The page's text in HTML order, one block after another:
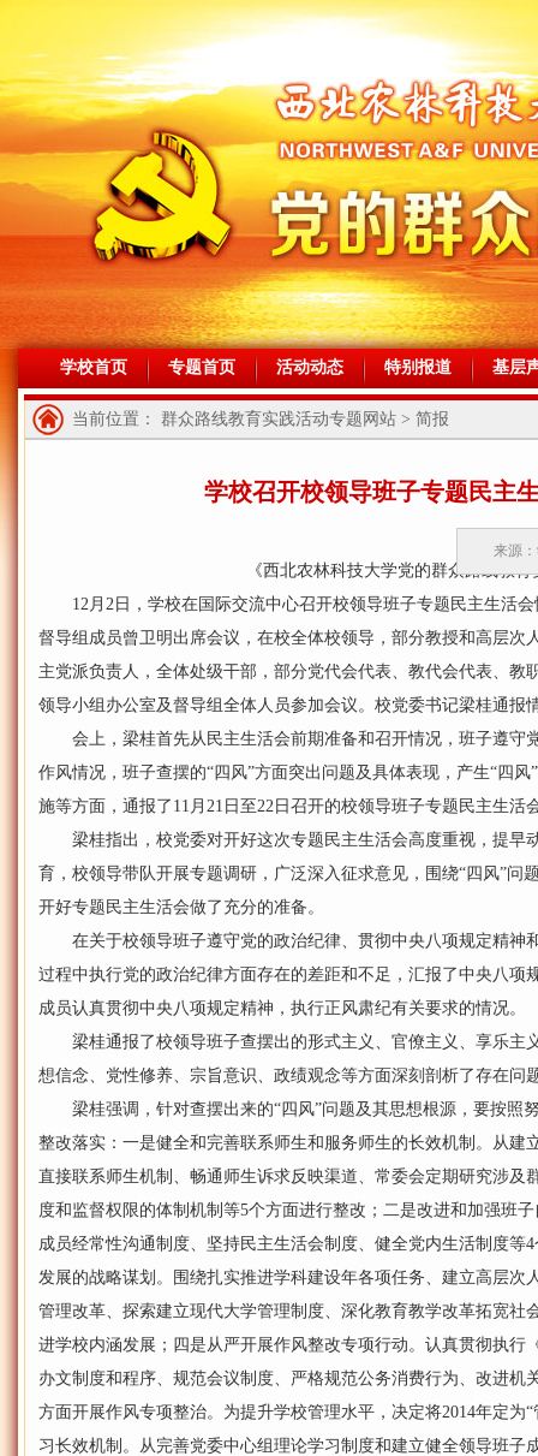
学校首页 专题首页 活动动态 特别报道 基层
当前位置： 群众路线教育实践活动专题网站 > 简报
学校召开校领导班子专题民主
来源
《西北农林科技大学党的群众路线教育
12月2日，学校在国际交流中心召开校领导班子专题民主生活会
督导组成员曾卫明出席会议，在校全体校领导，部分教授和高层次
主党派负责人，全体处级干部，部分党代会代表、教代会代表、教
领导小组办公室及督导组全体人员参加会议。校党委书记梁桂通报
会上，梁桂首先从民主生活会前期准备和召开情况，班子遵守
作风情况，班子查摆的“四风”方面突出问题及具体表现，产生“四
施等方面，通报了11月21日至22日召开的校领导班子专题民主生活
梁桂指出，校党委对开好这次专题民主生活会高度重视，提早
育，校领导带队开展专题调研，广泛深入征求意见，围绕“四风”问
开好专题民主生活会做了充分的准备。
在关于校领导班子遵守党的政治纪律、贯彻中央八项规定精神
过程中执行党的政治纪律方面存在的差距和不足，汇报了中央八项
成员认真贯彻中央八项规定精神，执行正风肃纪有关要求的情况。
梁桂通报了校领导班子查摆出的形式主义、官僚主义、享乐主
想信念、党性修养、宗旨意识、政绩观念等方面深刻剖析了存在问
梁桂强调，针对查摆出来的“四风”问题及其思想根源，要按照
整改落实：一是健全和完善联系师生和服务师生的长效机制。从建
直接联系师生机制、畅通师生诉求反映渠道、常委会定期研究涉及
度和监督权限的体制机制等5个方面进行整改；二是改进和加强班
成员经常性沟通制度、坚持民主生活会制度、健全党内生活制度等
发展的战略谋划。围绕扎实推进学科建设年各项任务、建立高层次
管理改革、探索建立现代大学管理制度、深化教育教学改革拓宽社
进学校内涵发展；四是从严开展作风整改专项行动。认真贯彻执行
办文制度和程序、规范会议制度、严格规范公务消费行为、改进机
方面开展作风专项整治。为提升学校管理水平，决定将2014年定为
习长效机制。从完善党委中心组理论学习制度和建立健全领导班子